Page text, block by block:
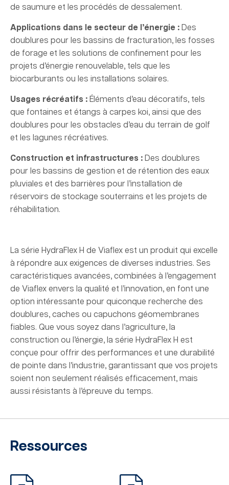
de saumure et les procédés de dessalement.
Applications dans le secteur de l’énergie : Des
doublures pour les bassins de fracturation, les fosses
de forage et les solutions de confinement pour les
projets d’énergie renouvelable, tels que les
biocarburants ou les installations solaires.
Usages récréatifs : Éléments d’eau décoratifs, tels
que fontaines et étangs à carpes koi, ainsi que des
doublures pour les obstacles d’eau du terrain de golf
et les lagunes récréatives.
Construction et infrastructures : Des doublures
pour les bassins de gestion et de rétention des eaux
pluviales et des barrières pour l’installation de
réservoirs de stockage souterrains et les projets de
réhabilitation.
La série HydraFlex H de Viaflex est un produit qui excelle
à répondre aux exigences de diverses industries. Ses
caractéristiques avancées, combinées à l’engagement
de Viaflex envers la qualité et l’innovation, en font une
option intéressante pour quiconque recherche des
doublures, caches ou capuchons géomembranes
fiables. Que vous soyez dans l’agriculture, la
construction ou l’énergie, la série HydraFlex H est
conçue pour offrir des performances et une durabilité
de pointe dans l’industrie, garantissant que vos projets
soient non seulement réalisés efficacement, mais
aussi résistants à l’épreuve du temps.
Ressources